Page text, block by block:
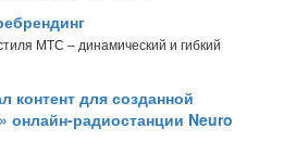
МТС – динамический и гибкий
контент для созданной
онлайн-радиостанции Neuro